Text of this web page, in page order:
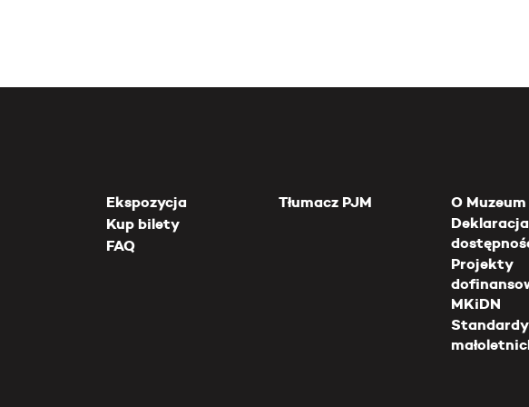
Ekspozycja
Kup bilety
FAQ
Tłumacz PJM
O Muzeum
Deklaracja
Projekty
MKiDN